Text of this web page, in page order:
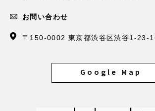
お問い合わせ
〒150-0002 東京都渋谷区渋谷1-23-
Google Map